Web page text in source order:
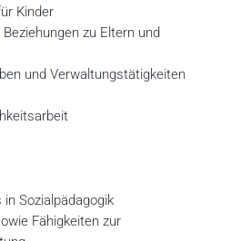
Kinder
zu Eltern und
und Verwaltungstätigkeiten
Sozialpädagogik
Fähigkeiten zur